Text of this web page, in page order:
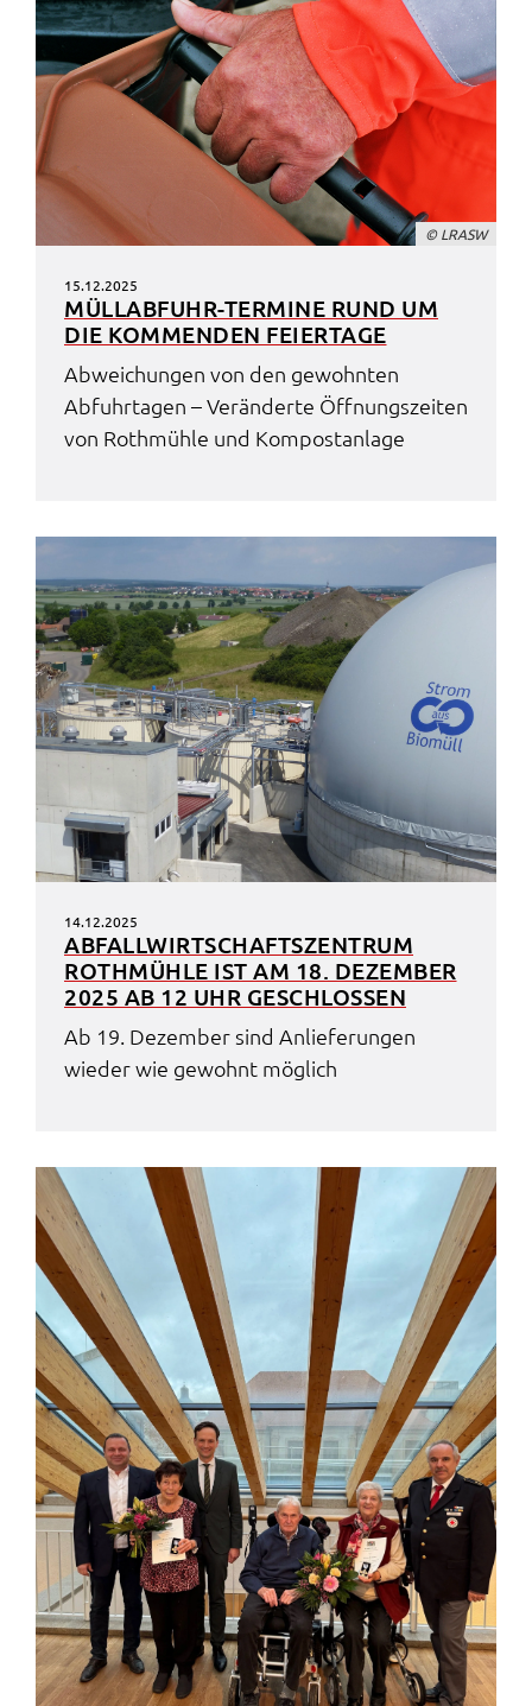
© LRASW
15.12.2025
MÜLL­AB­FUHR-TERMI­NE RUND UM
DIE KOMMEN­DEN FEIER­TA­GE
Abwei­chun­gen von den gewohn­ten
Abfuhr­ta­gen – Verän­der­te Öffnungs­zei­ten
von Roth­müh­le und Kompost­an­la­ge
14.12.2025
ABFALL­WIRT­SCHAFTS­ZEN­TRUM
ROTH­MÜH­LE IST AM 18. DEZEM­BER
2025 AB 12 UHR GESCHLOS­SEN
Ab 19. Dezem­ber sind Anlie­fe­run­gen
wieder wie gewohnt möglich